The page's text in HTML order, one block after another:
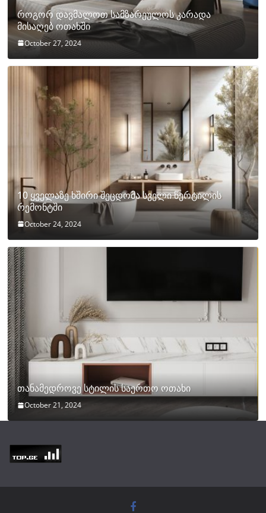
როგორ დავმალოთ სამზარეულოს კარადა
მისაღებ ოთახში
October 27, 2024
10 ყველაზე ხშირი შეცდომა სველი წერტილის
რემონტში
October 24, 2024
თანამედროვე სტილის საერთო ოთახი
October 21, 2024